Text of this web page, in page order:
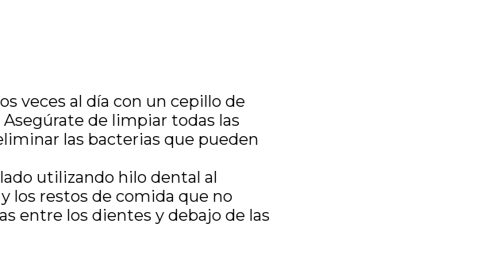
veces al día con un cepillo de
de limpiar todas las
las bacterias que pueden
utilizando hilo dental al
los restos de comida que no
entre los dientes y debajo de las